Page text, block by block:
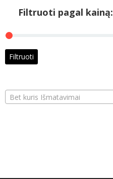
Filtruoti pagal kainą:
Filtruoti
Bet kuris Išmatavimai